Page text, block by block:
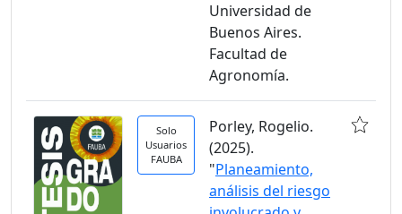
Universidad de
Buenos Aires.
Facultad de
Agronomía.
Solo
Usuarios
FAUBA
Porley, Rogelio.
(2025).
"Planeamiento,
análisis del riesgo